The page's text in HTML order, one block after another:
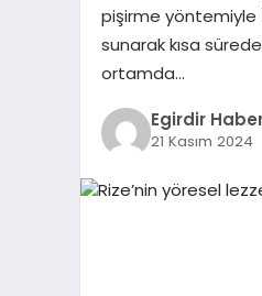
pişirme yöntemiyle
sunarak kısa
ortamda…
Egirdir
21 Kasım 2024